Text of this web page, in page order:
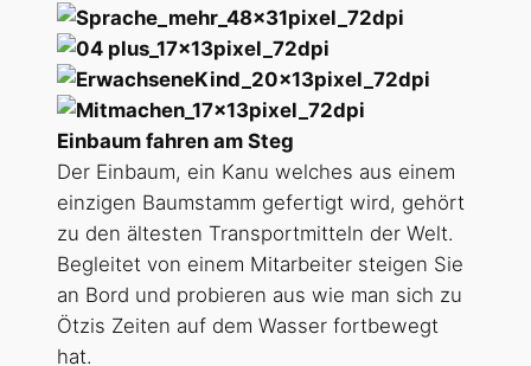
Einbaum fahren am Steg
Der Einbaum, ein Kanu welches aus einem
einzigen Baumstamm gefertigt wird, gehört
zu den ältesten Transportmitteln der Welt.
Begleitet von einem Mitarbeiter steigen Sie
an Bord und probieren aus wie man sich zu
Ötzis Zeiten auf dem Wasser fortbewegt
hat.